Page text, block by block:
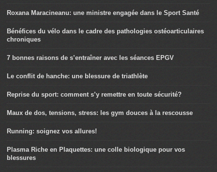
Roxana Maracineanu: une ministre engagée dans le Sport Santé
Bénéfices du vélo dans le cadre des pathologies ostéoarticulaires
chroniques
7 bonnes raisons de s’entraîner avec les séances EPGV
Le conflit de hanche: une blessure de triathlète
Reprise du sport: comment s’y remettre en toute sécurité?
Maux de dos, tensions, stress: les gym douces à la rescousse
Running: soignez vos allures!
Plasma Riche en Plaquettes: une colle biologique pour vos
blessures